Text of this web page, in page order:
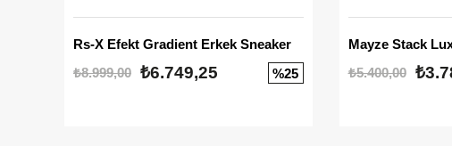
Rs-X Efekt Gradient Erkek Sneaker
₺8.999,00 ₺6.749,25 %25
₺5.400,00